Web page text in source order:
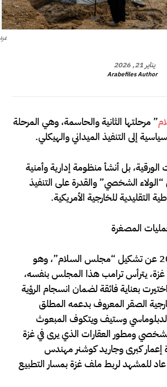
غزة
يناير 21, 2026
Arabefiles Author
” مرحلتها الثانية والحاسمة، وهي المرحلة
إلى التنفيذ الميداني والهيكلي.
الورقية، بل أنشأ منظومة إدارية وأمنية
الشخصي” والقدرة على التنفيذ
التقليدية للخارجية الأمريكية.
المصغرة
وأعلن ترامب في يناير 2026 عن تشكيل “مجلس السلام”، وهو
غزة، يترأس ترامب هذا المجلس بنفسه،
بعناية فائقة لضمان انسجام الرؤية
الصقر المعروف بدعمه المطلق
وستيف ويتكوف المبعوث
ومطور العقارات الذي يرى في غزة
إعمار كبرى وجاريد كوشنر مهندس
عاد للمشهد لربط ملف غزة بمسار التطبيع